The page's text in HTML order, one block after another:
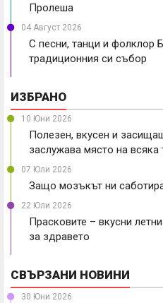
Пролеша
04 Август 2026
С песни, танци и фолклор
традиционния си събор
ИЗБРАНО
10 Юни 2026
Полезен, вкусен и
заслужава място на всяка
07 Юли 2026
Защо мозъкът ни
22 Юли 2026
Прасковите – вкусни
за здравето
СВЪРЗАНИ НОВИНИ
30 Юни 2026